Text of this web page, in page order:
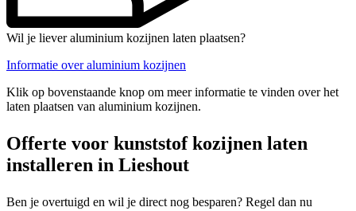
Wil je liever aluminium kozijnen laten plaatsen?
Informatie over aluminium kozijnen
Klik op bovenstaande knop om meer informatie te vinden over het
laten plaatsen van aluminium kozijnen.
Offerte voor kunststof kozijnen laten
installeren in Lieshout
Ben je overtuigd en wil je direct nog besparen? Regel dan nu